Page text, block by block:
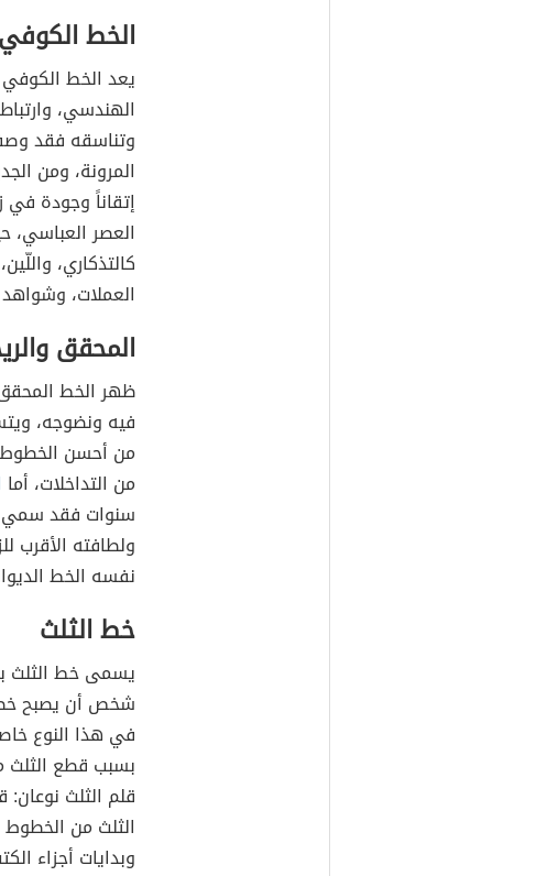
الخط الكوفي
يعد الخط
الهندسي،
وتناسقه فقد
المرونة، ومن
إتقاناً وجودة
العصر العباسي،
كالتذكاري،
العملات،
المحقق
ظهر الخط
فيه ونضوجه،
من أحسن الخطوط
من التداخلات، أما
سنوات فقد سمي
ولطافته الأقرب
نفسه الخط
خط الثلث
يسمى خط الثلث
شخص أن يصبح
في هذا النوع
بسبب قطع الثلث
قلم الثلث نوعان:
الثلث من الخطوط
وبدايات أجزاء